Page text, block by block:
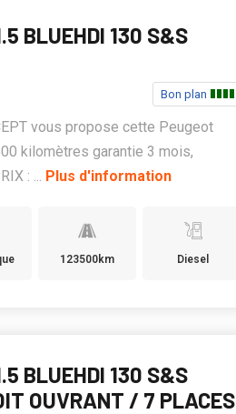
BLUEHDI 130 S&S
Bon plan
vous propose cette Peugeot
kilomètres garantie 3 mois,
: ... Plus d'information
123500km Diesel
BLUEHDI 130 S&S
OUVRANT / 7 PLACES